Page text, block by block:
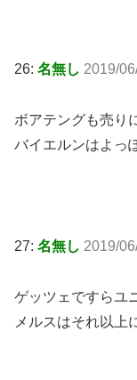
26: 名無し 2019/
ボアテングも売り
バイエルンはよっ
27: 名無し 2019/
ゲッツェですらユ
メルスはそれ以上